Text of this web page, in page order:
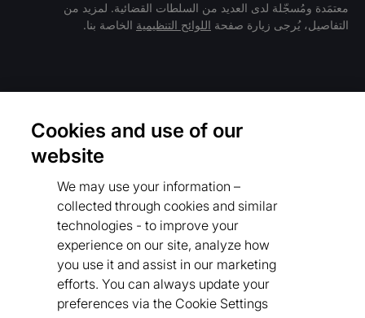
فريق العمل والوظائف
التوظيف
معتمَدة ومُسجّلة لدى العديد من السلطات القضائية. لمزيد من
التفاصيل، يُرجى زيارة صفحة اللوائح التنظيمية الخاصة بنا.
قواعد سلوك المورّدين
سياستنا بشأن أشكال الرق المعاصرة
قواعد سلوك المورّدين
Cookies and use of our
website
We may use your information –
collected through cookies and similar
technologies - to improve your
experience on our site, analyze how
you use it and assist in our marketing
efforts. You can always update your
preferences via the Cookie Settings